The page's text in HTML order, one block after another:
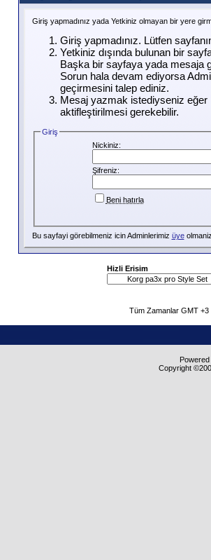
Giriş yapmadınız yada Yetkiniz olmayan bir yere
Giriş yapmadınız. Lütfen
Yetkiniz dışında bulunan bir
Başka bir sayfaya yada mesaja
Sorun hala devam ediyorsa
geçirmesini talep ediniz.
Mesaj yazmak istediyseniz eğer
aktifleştirilmesi gerekebilir.
Giriş
Nickiniz:
Şifreniz:
Beni hatırla
Bu sayfayi görebilmeniz icin Adminlerimiz üye
Hizli Erisim
Tüm Zamanlar GMT
Copyright